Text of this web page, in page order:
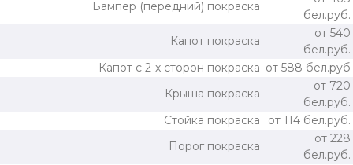
Бампер (передний) покраска
бел.руб.
Капот покраска
от 540
бел.руб.
Капот с 2-х сторон покраска от 588 бел.руб
Крыша покраска
от 720
бел.руб.
Стойка покраска
от 114 бел.руб.
Порог покраска
от 228
бел.руб.